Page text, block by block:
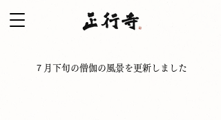
７月下旬の僧伽の風景を更新しました